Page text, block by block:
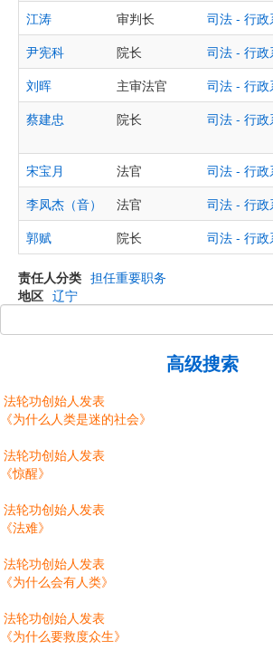
江涛
审判长
司法 - 行
尹宪科
院长
司法 - 行
刘晖
主审法官
司法 - 行
蔡建忠
院长 司法 - 行
宋宝月 法官
司法 - 行
李凤杰（音）
法官
司法 - 行
郭赋
院长 司法 - 行
责任人分类 担任重要职务
地区 辽宁
高级搜索
法轮功创始人发表
《为什么人类是迷的社会》
法轮功创始人发表
《惊醒》
法轮功创始人发表
《法难》
法轮功创始人发表
《为什么会有人类》
法轮功创始人发表
《为什么要救度众生》